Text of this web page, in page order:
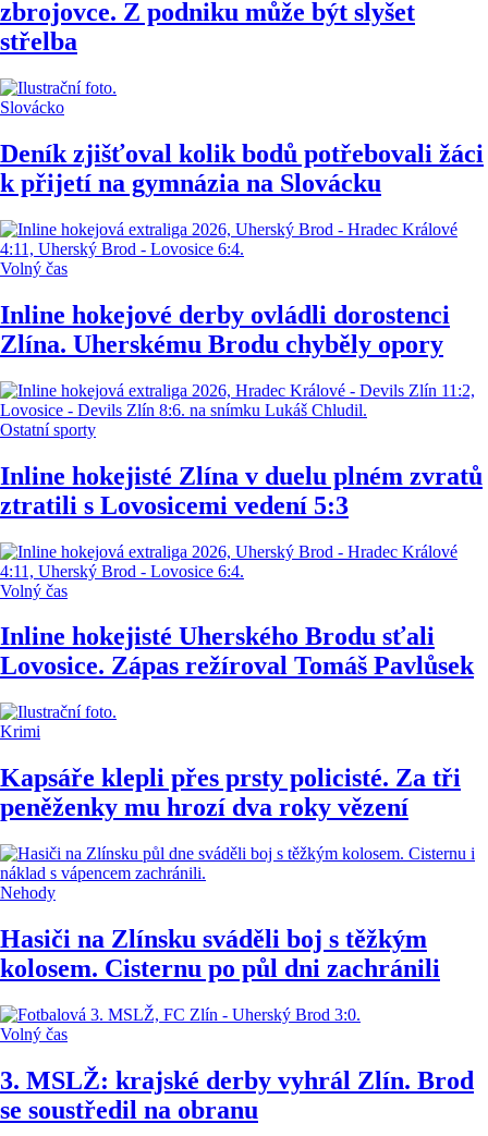
zbrojovce. Z podniku může být slyšet
střelba
Slovácko
Deník zjišťoval kolik bodů potřebovali žáci
k přijetí na gymnázia na Slovácku
Volný čas
Inline hokejové derby ovládli dorostenci
Zlína. Uherskému Brodu chyběly opory
Ostatní sporty
Inline hokejisté Zlína v duelu plném zvratů
ztratili s Lovosicemi vedení 5:3
Volný čas
Inline hokejisté Uherského Brodu sťali
Lovosice. Zápas režíroval Tomáš Pavlůsek
Krimi
Kapsáře klepli přes prsty policisté. Za tři
peněženky mu hrozí dva roky vězení
Nehody
Hasiči na Zlínsku sváděli boj s těžkým
kolosem. Cisternu po půl dni zachránili
Volný čas
3. MSLŽ: krajské derby vyhrál Zlín. Brod
se soustředil na obranu